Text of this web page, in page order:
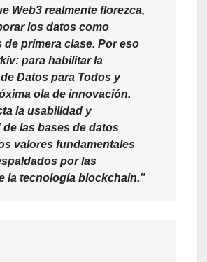
Web3 realmente florezca,
los datos como
de primera clase. Por eso
para habilitar la
Datos para Todos y
ola de innovación.
la usabilidad y
las bases de datos
valores fundamentales
por las
la tecnología blockchain.”